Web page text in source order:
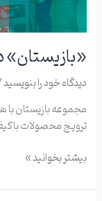
«بازیستان»
دیدگاه‌ خود را بنویسید
مجموعه بازیستان با
ترویج محصولات
بیشتر بخوانید »